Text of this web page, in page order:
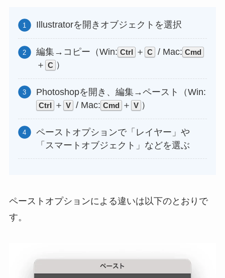
Illustratorを開きオブジェクトを選択
編集→コピー（Win: Ctrl ＋ C / Mac: Cmd
＋ C ）
Photoshopを開き、編集→ペースト（Win:
Ctrl ＋ V / Mac: Cmd ＋ V ）
ペーストオプションで「レイヤー」や
「スマートオブジェクト」などを選ぶ
ペーストオプションによる違いは以下のとおりで
す。